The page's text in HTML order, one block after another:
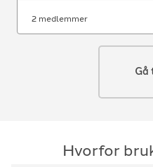
2 medlemmer
Gå
Hvorfor